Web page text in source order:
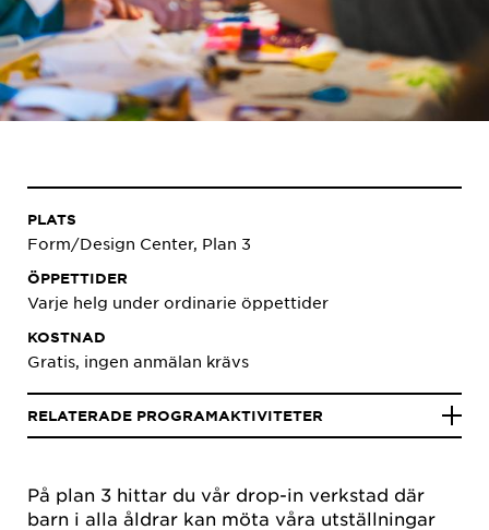
På plan 3 hittar du vår drop-in verkstad där
barn i alla åldrar kan möta våra utställningar
PLATS
Form/Design Center, Plan 3
ÖPPETTIDER
Varje helg under ordinarie öppettider
KOSTNAD
Gratis, ingen anmälan krävs
RELATERADE PROGRAMAKTIVITETER